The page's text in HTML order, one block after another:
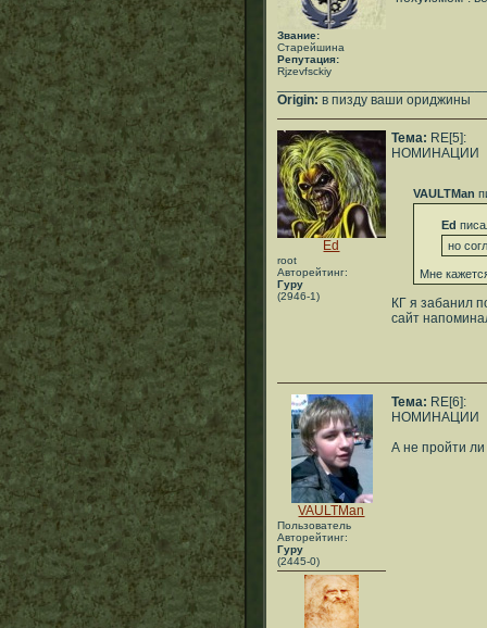
Звание:
Старейшина
Репутация:
Rjzevfsckiy
Origin: в пизду ваши ориджины
Ed
root
Авторейтинг:
Гуру
(2946-1)
Тема: RE[5]:
НОМИНАЦИИ
VAULTMan
Ed
но
Мне
КГ я забанил
сайт
VAULTMan
Пользователь
Авторейтинг:
Гуру
(2445-0)
Тема: RE[6]:
НОМИНАЦИИ
А не пройти